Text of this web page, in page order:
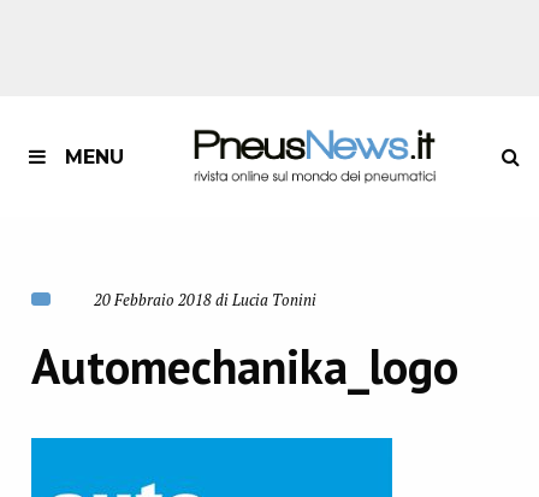
MENU
20 Febbraio 2018 di Lucia Tonini
Automechanika_logo